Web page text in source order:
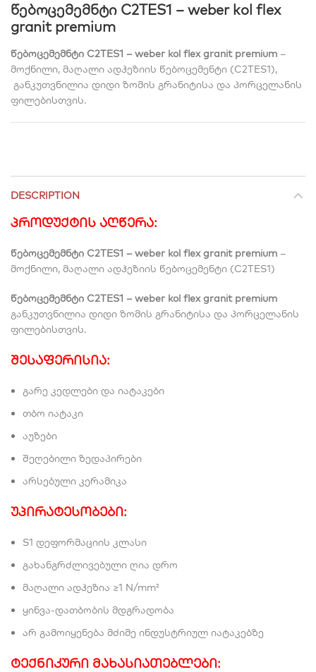
წებოცემემნტი C2TES1 – weber kol flex
granit premium
წებოცემემნტი C2TES1 – weber kol flex granit premium –
მოქნილი, მაღალი ადჰეზიის წებოცემენტი (C2TES1),
განკუთვნილია დიდი ზომის გრანიტისა და პორცელანის
ფილებისთვის.
DESCRIPTION
პროდუქტის აღწერა:
წებოცემემნტი C2TES1 – weber kol flex granit premium –
მოქნილი, მაღალი ადჰეზიის წებოცემენტი (C2TES1)
წებოცემემნტი C2TES1 – weber kol flex granit premium
განკუთვნილია დიდი ზომის გრანიტისა და პორცელანის
ფილებისთვის.
შესაფერისია:
გარე კედლები და იატაკები
თბო იატაკი
აუზები
შეღებილი ზედაპირები
არსებული კერამიკა
უპირატესობები:
S1 დეფორმაციის კლასი
გახანგრძლივებული ღია დრო
მაღალი ადჰეზია ≥1 N/mm²
ყინვა-დათბობის მდგრადობა
არ გამოიყენება მძიმე ინდუსტრიულ იატაკებზე
ტექნიკური მახასიათებლები: